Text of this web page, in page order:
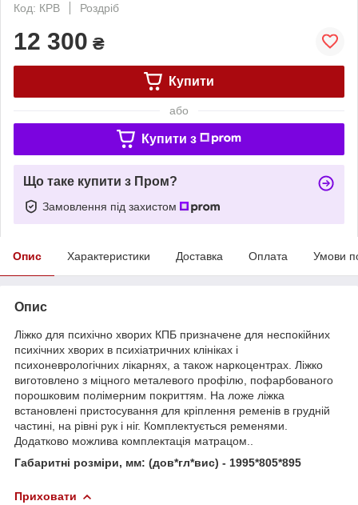
Код: КPB
Роздріб
12 300 ₴
Купити
або
Купити з
Що таке купити з Пром?
Замовлення під захистом
Опис Характеристики Доставка Оплата Умови
Опис
Ліжко для психічно хворих КПБ призначене для неспокійних
психічних хворих в психіатричних клініках і
психоневрологічних лікарнях, а також наркоцентрах. Ліжко
виготовлено з міцного металевого профілю, пофарбованого
порошковим полімерним покриттям. На ложе ліжка
встановлені пристосування для кріплення ременів в грудній
частині, на рівні рук і ніг. Комплектується ременями.
Додатково можлива комплектація матрацом..
Габаритні розміри, мм: (дов*гл*вис) - 1995*805*895
Приховати